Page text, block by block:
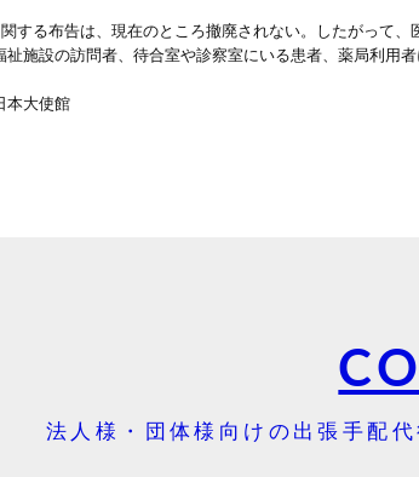
する布告は、現在のところ撤廃されない。したがって
施設の訪問者、待合室や診察室にいる患者、薬局利用
本大使館
法人様・団体様向けの出張手配